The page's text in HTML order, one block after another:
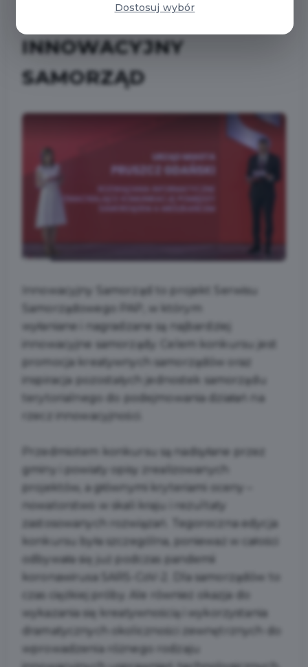
KONKURSIE PAP
INNOWACYJNY
SAMORZĄD
Innowacyjny Samorząd to projekt Serwisu
Samorządowego PAP, w którym
wyłaniane i nagradzane są najbardziej
innowacyjne samorządy. Celem konkursu jest
promocja kreatywnych samorządów oraz
inspiracja pozostałych jednostek samorządu
terytorialnego do podejmowania działań na
rzecz innowacyjności.
Przedmiotem konkursu są nadsyłane przez
gminy i powiaty opisy zrealizowanych
projektów, a głównymi kryteriami oceny –
nowatorstwo w skali kraju i rezultaty
zastosowanych rozwiązań. Tegoroczna edycja
konkursu była szczególna, ponieważ w całości
odbywała się już podczas pandemii
koronawirusa SARS-CoV-2. Dla samorządów to
czas ciężkiej próby. Ale również okazja do
wykazania się kreatywnością i wykorzystania
dramatycznych okoliczności zewnętrznych do
wprowadzenia różnego rodzaju
Dostosuj wybór